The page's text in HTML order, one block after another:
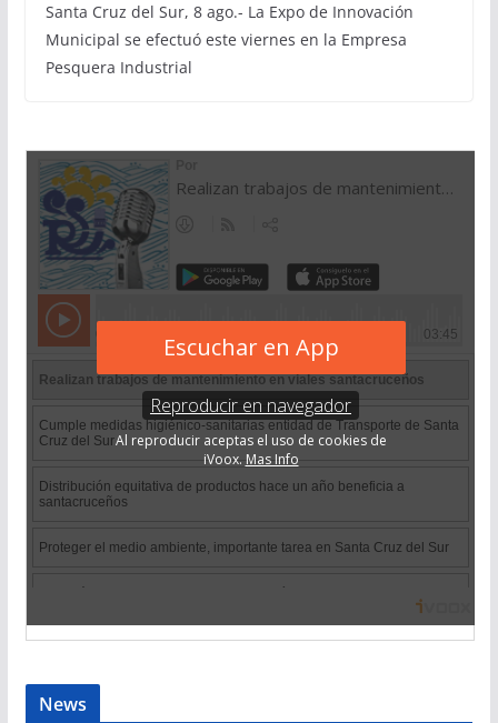
Santa Cruz del Sur, 8 ago.- La Expo de Innovación
Municipal se efectuó este viernes en la Empresa
Pesquera Industrial
News